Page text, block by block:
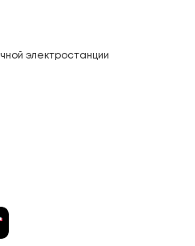
электростанции